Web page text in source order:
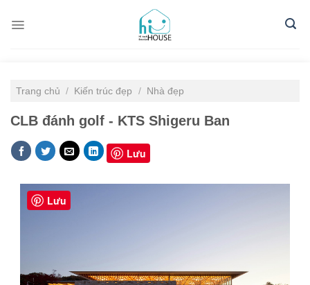
Trang chủ / Kiến trúc đẹp / Nhà đẹp
CLB đánh golf - KTS Shigeru Ban
Lưu
Lưu